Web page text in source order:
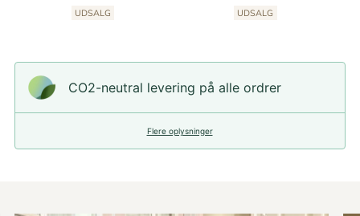
UDSALG UDSALG
CO2-neutral levering på alle ordrer
Flere oplysninger